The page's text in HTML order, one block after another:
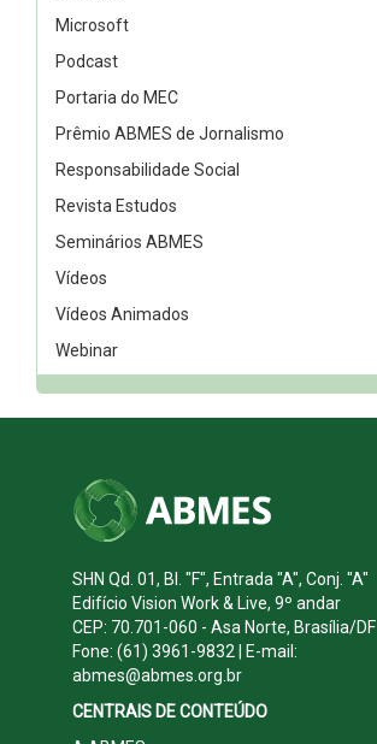
Microsoft
Podcast
Portaria do MEC
Prêmio ABMES de Jornalismo
Responsabilidade Social
Revista Estudos
Seminários ABMES
Vídeos
Vídeos Animados
Webinar
SHN Qd. 01, Bl. "F", Entrada "A", Conj. "A"
Edifício Vision Work & Live, 9º andar
CEP: 70.701-060 - Asa Norte, Brasília/DF
Fone: (61) 3961-9832 | E-mail:
abmes@abmes.org.br
CENTRAIS DE CONTEÚDO